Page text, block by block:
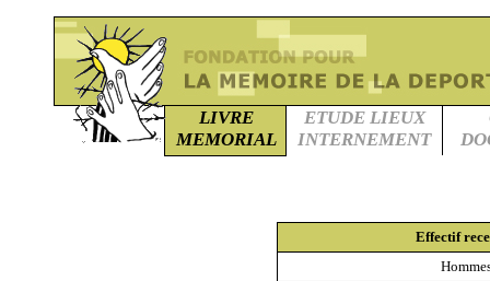
LIVRE
MEMORIAL
ETUDE LIEUX
INTERNEMENT
Effectif